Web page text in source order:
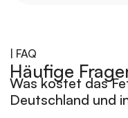
| FAQ
Häufige
Was kostet das
Deutschland und